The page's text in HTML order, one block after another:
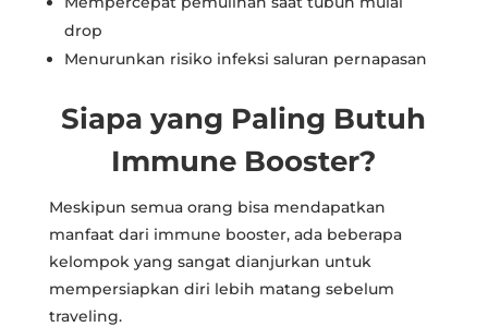
drop
Menurunkan risiko infeksi saluran pernapasan
Siapa yang Paling Butuh
Immune Booster?
Meskipun semua orang bisa mendapatkan
manfaat dari immune booster, ada beberapa
kelompok yang sangat dianjurkan untuk
mempersiapkan diri lebih matang sebelum
traveling.